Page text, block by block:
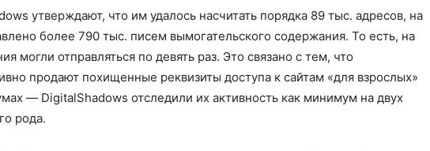
утверждают, что им удалось насчитать порядка 89 тыс. адресов, на
более 790 тыс. писем вымогательского содержания. То есть, на
могли отправляться по девять раз. Это связано с тем, что
продают похищенные реквизиты доступа к сайтам «для взрослых»
— DigitalShadows отследили их активность как минимум на двух
рода.